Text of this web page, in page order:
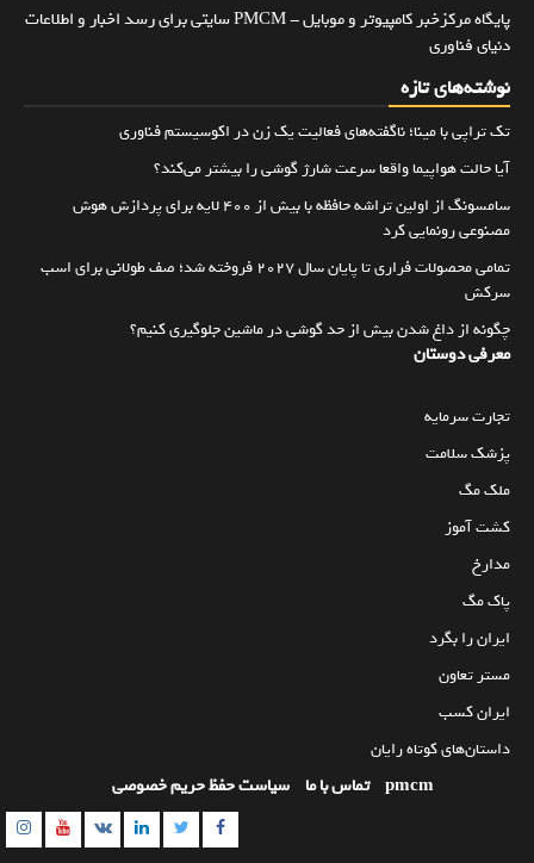
پایگاه مرکزخبر کامپیوتر و موبایل - PMCM سایتی برای رسد اخبار و اطلاعات
دنیای فناوری
نوشته‌های تازه
تک تراپی با مینا؛ ناگفته‌های فعالیت یک زن در اکوسیستم فناوری
آیا حالت هواپیما واقعا سرعت شارژ گوشی را بیشتر می‌کند؟
سامسونگ از اولین تراشه حافظه با بیش از ۴۰۰ لایه برای پردازش هوش
مصنوعی رونمایی کرد
تمامی محصولات فراری تا پایان سال ۲۰۲۷ فروخته شد؛ صف طولانی برای اسب
سرکش
چگونه از داغ شدن بیش از حد گوشی در ماشین جلوگیری کنیم؟
معرفی دوستان
تجارت سرمایه
پزشک سلامت
ملک مگ
کشت آموز
مدارخ
پاک مگ
ایران را بگرد
مستر تعاون
ایران کسب
داستان‌های کوتاه رایان
pmcm تماس با ما سیاست حفظ حریم خصوصی
Facebook
Twitter
Linkedin
VK